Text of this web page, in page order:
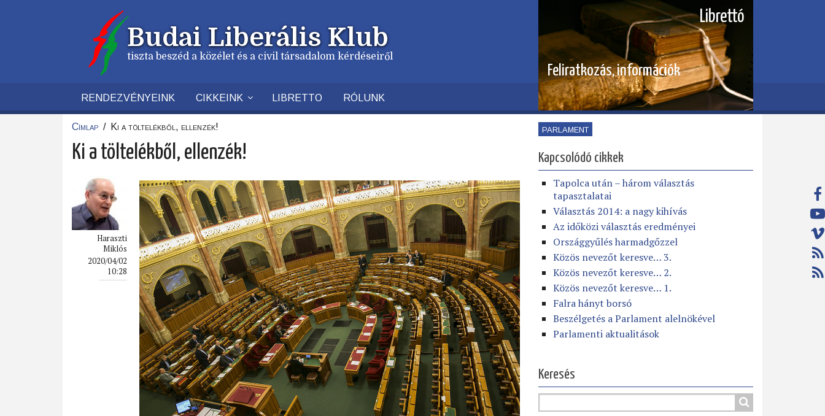
Budai Liberális Klub
tiszta beszéd a közélet és a civil társadalom kérdéseiről
Librettó
Feliratkozás, információk
RENDEZVÉNYEINK CIKKEINK LIBRETTO RÓLUNK
Címlap / Ki a töltelékből, ellenzék!
Ki a töltelékből, ellenzék!
Haraszti
Miklós
2020/04/02
10:28
PARLAMENT
Kapcsolódó cikkek
Tapolca után – három választás
tapasztalatai
Választás 2014: a nagy kihívás
Az időközi választás eredményei
Országgyűlés harmadgőzzel
Közös nevezőt keresve… 3.
Közös nevezőt keresve… 2.
Közös nevezőt keresve… 1.
Falra hányt borsó
Beszélgetés a Parlament alelnökével
Parlamenti aktualitások
Keresés